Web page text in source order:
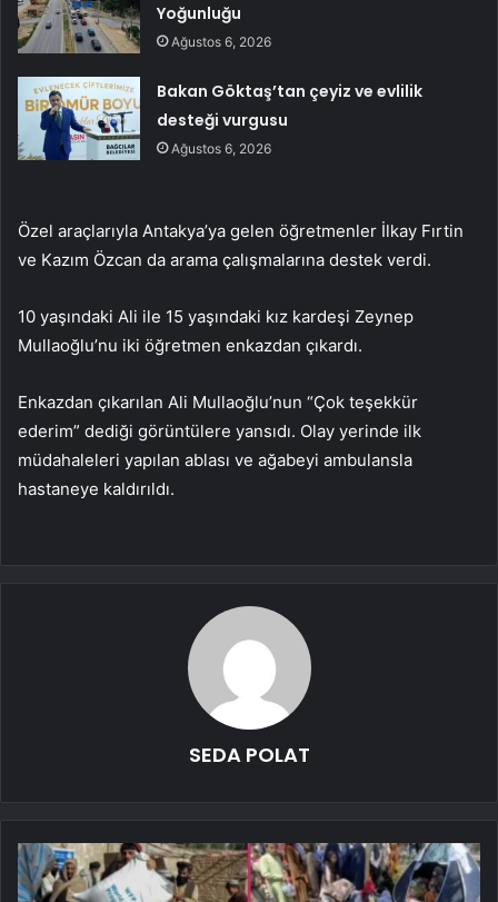
Yoğunluğu
Ağustos 6, 2026
Bakan Göktaş’tan çeyiz ve evlilik
desteği vurgusu
Ağustos 6, 2026
Özel araçlarıyla Antakya’ya gelen öğretmenler İlkay Fırtin
ve Kazım Özcan da arama çalışmalarına destek verdi.
10 yaşındaki Ali ile 15 yaşındaki kız kardeşi Zeynep
Mullaoğlu’nu iki öğretmen enkazdan çıkardı.
Enkazdan çıkarılan Ali Mullaoğlu’nun “Çok teşekkür
ederim” dediği görüntülere yansıdı. Olay yerinde ilk
müdahaleleri yapılan ablası ve ağabeyi ambulansla
hastaneye kaldırıldı.
SEDA POLAT